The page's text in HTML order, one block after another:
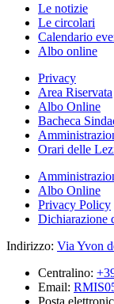
Le notizie
Le circolari
Calendario
Albo online
Privacy
Area Riservata
Albo Online
Bacheca
Orari delle
Albo Online
Privacy Policy
Dichiarazione
Indirizzo: Via Yvon
Centralino:
Email:
Posta